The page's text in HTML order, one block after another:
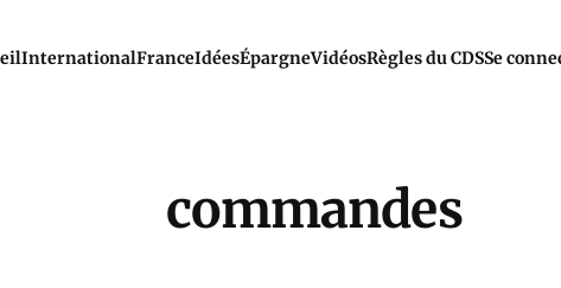
InternationalFranceIdéesÉpargneVidéosRègles du CDSSe
commandes